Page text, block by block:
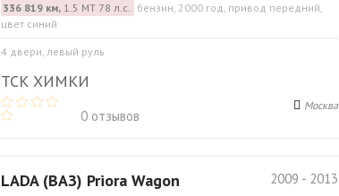
336 819 км,1.5 МТ 78 л.с. бензин, 2000 год, привод передний,
цвет синий
4 двери, левый руль
ТСК ХИМКИ
0 отзывов
Москва
2009 - 2013
LADA (ВАЗ) Priora Wagon